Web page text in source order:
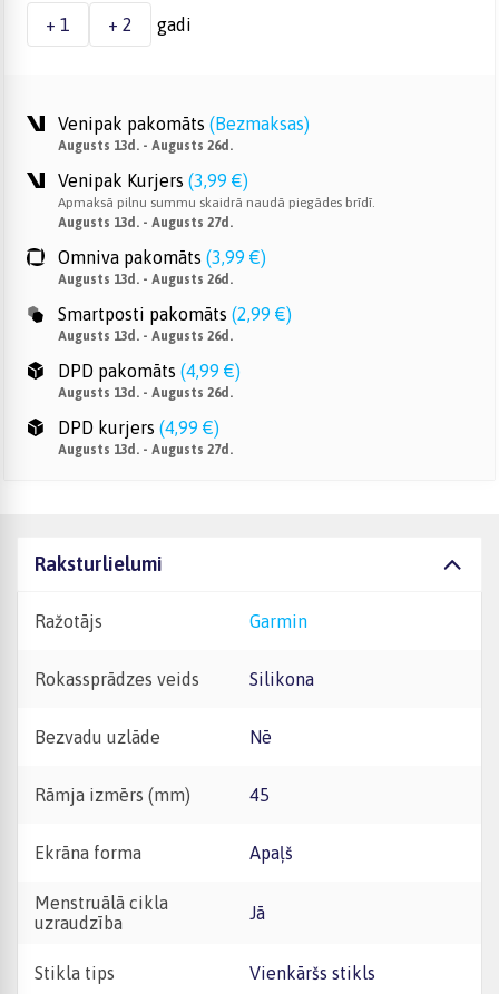
+ 1 + 2 gadi
Venipak pakomāts (Bezmaksas)
Augusts 13d. - Augusts 26d.
Venipak Kurjers (3,99 €)
Apmaksā pilnu summu skaidrā naudā piegādes brīdī.
Augusts 13d. - Augusts 27d.
Omniva pakomāts (3,99 €)
Augusts 13d. - Augusts 26d.
Smartposti pakomāts (2,99 €)
Augusts 13d. - Augusts 26d.
DPD pakomāts (4,99 €)
Augusts 13d. - Augusts 26d.
DPD kurjers (4,99 €)
Augusts 13d. - Augusts 27d.
Raksturlielumi
Ražotājs Garmin
Rokassprādzes veids Silikona
Bezvadu uzlāde Nē
Rāmja izmērs (mm) 45
Ekrāna forma Apaļš
Menstruālā cikla
uzraudzība
Jā
Stikla tips Vienkāršs stikls